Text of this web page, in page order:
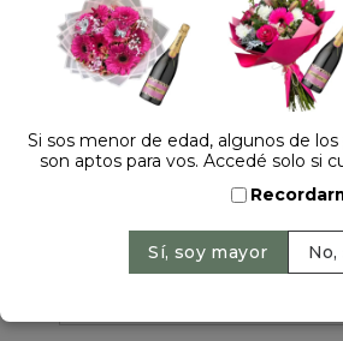
Dejá tu opinión
NOMBRE
Si sos menor de edad, algunos de
son aptos para vos. Accedé solo si